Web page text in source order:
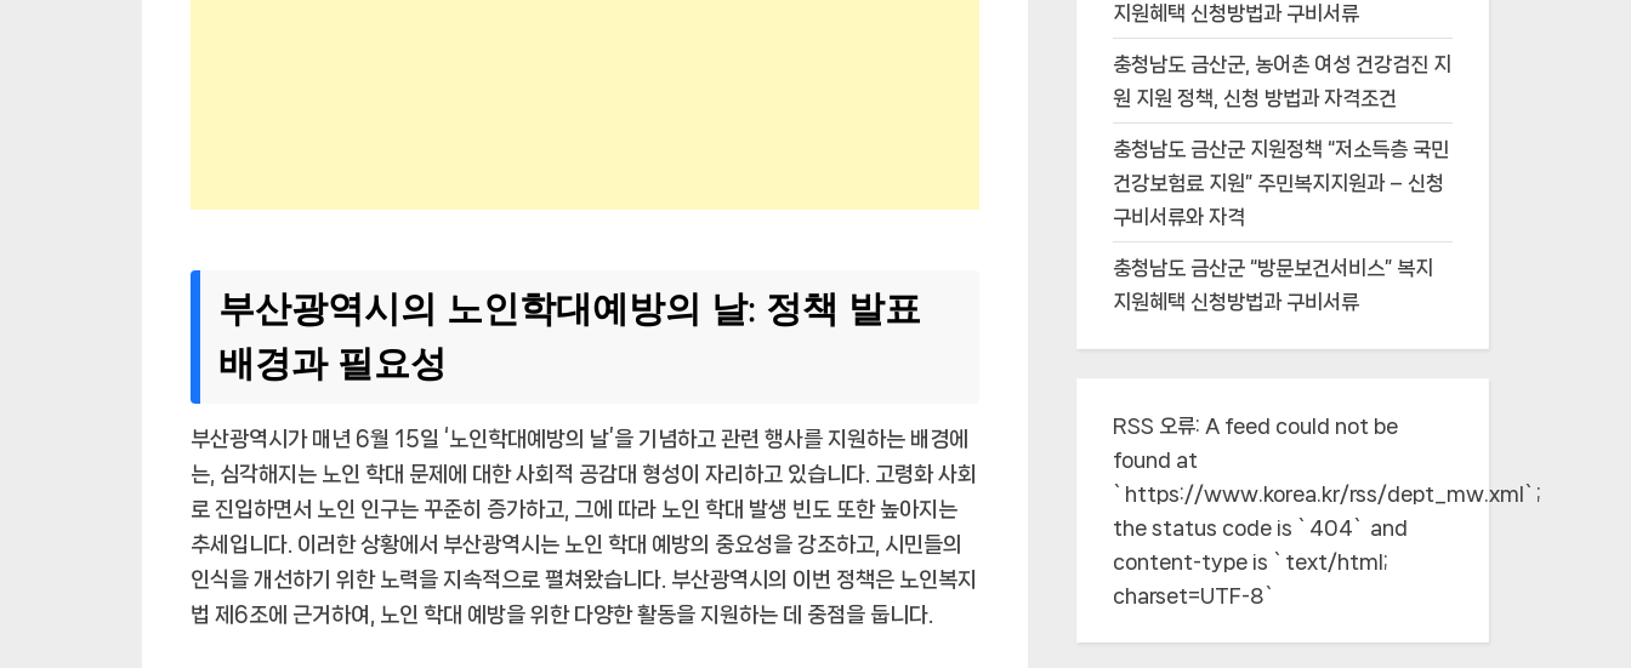
부산광역시의 노인학대예방의 날: 정책 발표
배경과 필요성
부산광역시가 매년 6월 15일 ‘노인학대예방의 날’을 기념하고 관련 행사를 지원하는 배경에
는, 심각해지는 노인 학대 문제에 대한 사회적 공감대 형성이 자리하고 있습니다. 고령화 사회
로 진입하면서 노인 인구는 꾸준히 증가하고, 그에 따라 노인 학대 발생 빈도 또한 높아지는
추세입니다. 이러한 상황에서 부산광역시는 노인 학대 예방의 중요성을 강조하고, 시민들의
인식을 개선하기 위한 노력을 지속적으로 펼쳐왔습니다. 부산광역시의 이번 정책은 노인복지
법 제6조에 근거하여, 노인 학대 예방을 위한 다양한 활동을 지원하는 데 중점을 둡니다.
지원혜택 신청방법과 구비서류
충청남도 금산군, 농어촌 여성 건강검진 지
원 지원 정책, 신청 방법과 자격조건
충청남도 금산군 지원정책 “저소득층 국민
건강보험료 지원” 주민복지지원과 – 신청
구비서류와 자격
충청남도 금산군 “방문보건서비스” 복지
지원혜택 신청방법과 구비서류
RSS 오류: A feed could not be
found at
`https://www.korea.kr/rss/dept_mw.xml`;
the status code is `404` and
content-type is `text/html;
charset=UTF-8`